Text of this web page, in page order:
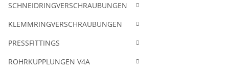
SCHNEIDRINGVERSCHRAUBUNGEN
KLEMMRINGVERSCHRAUBUNGEN
PRESSFITTINGS
ROHRKUPPLUNGEN V4A